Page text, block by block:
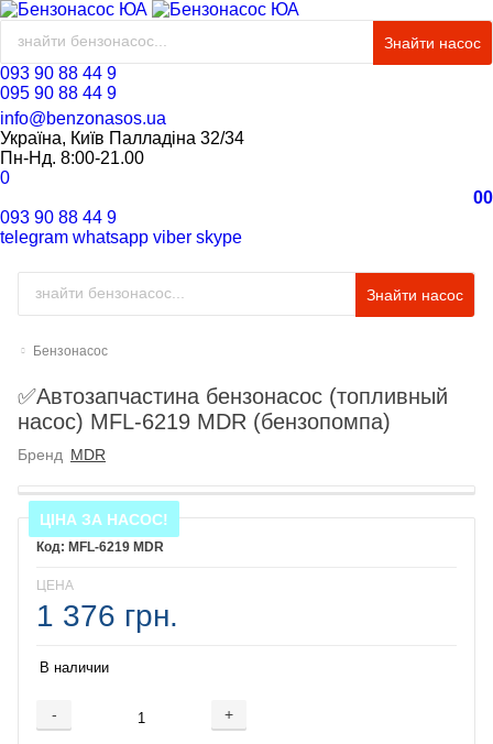
Знайти насос
093 90 88 44 9
095 90 88 44 9
info@benzonasos.ua
Україна, Київ Палладіна 32/34
Пн-Нд. 8:00-21.00
0
00
093 90 88 44 9
telegram whatsapp viber skype
Знайти насос
Бензонасос
✅Автозапчастина бензонасос (топливный
насос) MFL-6219 MDR (бензопомпа)
Бренд MDR
ЦІНА ЗА НАСОС!
MFL-6219 MDR
ЦЕНА
1 376 грн.
В наличии
- +
Добавляется...
Добавлен